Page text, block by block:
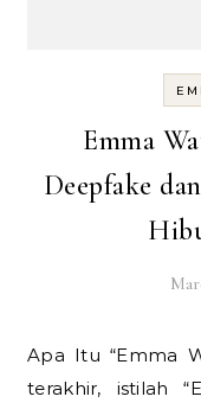
Emma
Deepfake
Apa Itu “Emma Watson Palsu”? Beberapa tahun
terakhir, istilah